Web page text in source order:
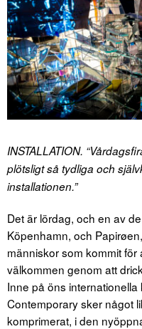
INSTALLATION.
plötsligt så tydliga och
installationen.”
Det är lördag, och en av
Köpenhamn, och
människor som kommit
välkommen genom att
Inne på öns
Contemporary sker något
komprimerat, i den